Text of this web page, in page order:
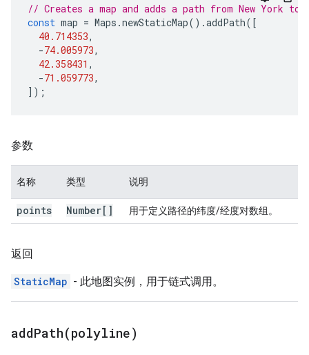
// Creates a map and adds a path from New York to
const map = Maps .newStaticMap().addPath([
40.714353,
-74.005973,
42.358431 ,
-71.059773,
]);
参数
名称 类型 说明
points Number[] 用于定义路径的纬度/经度对数组。
返回
StaticMap - 此地图实例，用于链式调用。
addPath(polyline)